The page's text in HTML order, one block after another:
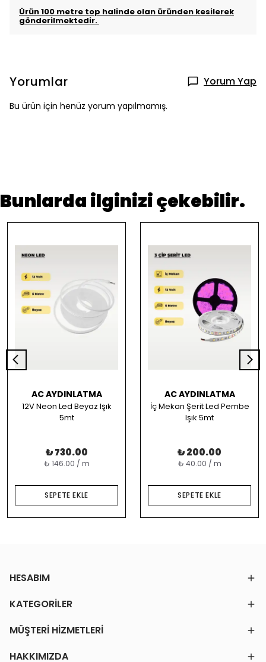
Ürün 100 metre top halinde olan üründen kesilerek
gönderilmektedir.
Yorumlar Yorum Yap
Bu ürün için henüz yorum yapılmamış.
Bunlarda ilginizi çekebilir.
AC AYDINLATMA
12V Neon Led Beyaz Işık
5mt
₺ 730.00
₺ 146.00 / m
SEPETE EKLE
AC AYDINLATMA
İç Mekan Şerit Led Pembe
Işık 5mt
₺ 200.00
₺ 40.00 / m
SEPETE EKLE
HESABIM
KATEGORİLER
MÜŞTERİ HİZMETLERİ
HAKKIMIZDA